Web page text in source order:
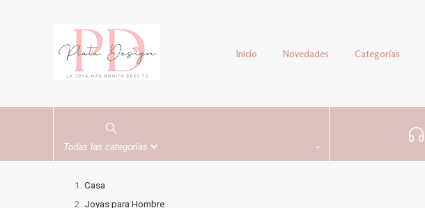
Inicio Novedades Categorías
Casa
Joyas para Hombre